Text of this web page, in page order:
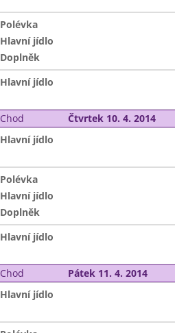
Polévka
Hlavní jídlo
Doplněk
Hlavní jídlo
Chod Čtvrtek 10. 4. 2014
Hlavní jídlo
Polévka
Hlavní jídlo
Doplněk
Hlavní jídlo
Chod Pátek 11. 4. 2014
Hlavní jídlo